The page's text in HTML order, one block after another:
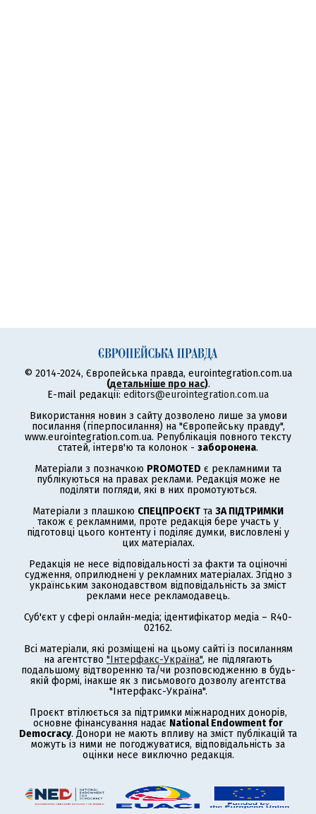
© 2014-2024, Європейська правда, eurointegration.com.ua
(детальніше про нас).
E-mail редакції: editors@eurointegration.com.ua
Використання новин з сайту дозволено лише за умови
посилання (гіперпосилання) на "Європейську правду",
www.eurointegration.com.ua. Републікація повного тексту
статей, інтерв'ю та колонок - заборонена.
Матеріали з позначкою PROMOTED є рекламними та
публікуються на правах реклами. Редакція може не
поділяти погляди, які в них промотуються.
Матеріали з плашкою СПЕЦПРОЄКТ та ЗА ПІДТРИМКИ
також є рекламними, проте редакція бере участь у
підготовці цього контенту і поділяє думки, висловлені у
цих матеріалах.
Редакція не несе відповідальності за факти та оціночні
судження, оприлюднені у рекламних матеріалах. Згідно з
українським законодавством відповідальність за зміст
реклами несе рекламодавець.
Суб'єкт у сфері онлайн-медіа; ідентифікатор медіа – R40-
02162.
Всі матеріали, які розміщені на цьому сайті із посиланням
на агентство "Інтерфакс-Україна", не підлягають
подальшому відтворенню та/чи розповсюдженню в будь-
якій формі, інакше як з письмового дозволу агентства
"Інтерфакс-Україна".
Проєкт втілюється за підтримки міжнародних донорів,
основне фінансування надає National Endowment for
Democracy. Донори не мають впливу на зміст публікацій та
можуть із ними не погоджуватися, відповідальність за
оцінки несе виключно редакція.